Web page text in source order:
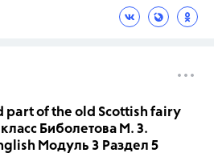
part of the old Scottish fairy
Биболетова М. З.
Модуль 3 Раздел 5